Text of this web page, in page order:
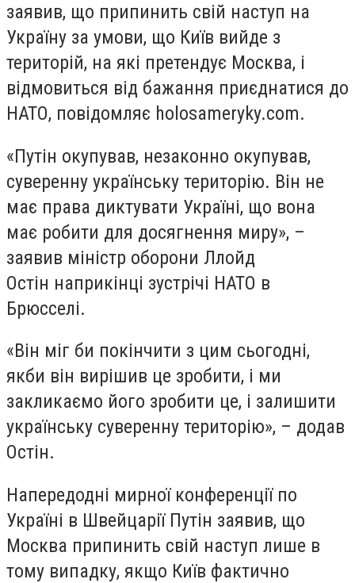
заявив, що припинить свій наступ на
Україну за умови, що Київ вийде з
територій, на які претендує Москва, і
відмовиться від бажання приєднатися до
НАТО, повідомляє holosameryky.com.
«Путін окупував, незаконно окупував,
суверенну українську територію. Він не
має права диктувати Україні, що вона
має робити для досягнення миру», –
заявив міністр оборони Ллойд
Остін наприкінці зустрічі НАТО в
Брюсселі.
«Він міг би покінчити з цим сьогодні,
якби він вирішив це зробити, і ми
закликаємо його зробити це, і залишити
українську суверенну територію», – додав
Остін.
Напередодні мирної конференції по
Україні в Швейцарії Путін заявив, що
Москва припинить свій наступ лише в
тому випадку, якщо Київ фактично